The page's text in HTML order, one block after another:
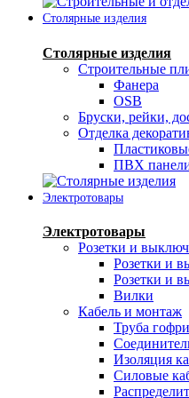
Столярные изделия
Столярные изделия
Строительные
Фанера
OSB
Бруски, рейки,
Отделка
ПВХ
Электротовары
Электротовары
Розетки и
Розетки и
Розетки и
Вилки
Кабель и монтаж
Труба
Изоляция
Силовые